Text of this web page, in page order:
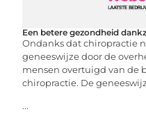
Een betere gezondheid
Ondanks dat chiropractie
geneeswijze door de
mensen overtuigd van de
chiropractie. De
...